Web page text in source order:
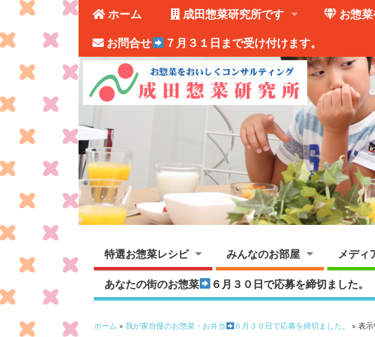
ホーム 成田惣菜研究所です お惣
お問合せ
７月３１日まで受け付けます。
特選お惣菜レシピ みんなのお部屋 メディ
あなたの街のお惣菜 ６月３０日で応募を締切ました。
ホーム »我が家自慢のお惣菜・お弁当 ６月３０日で応募を締切ました。 » 表示